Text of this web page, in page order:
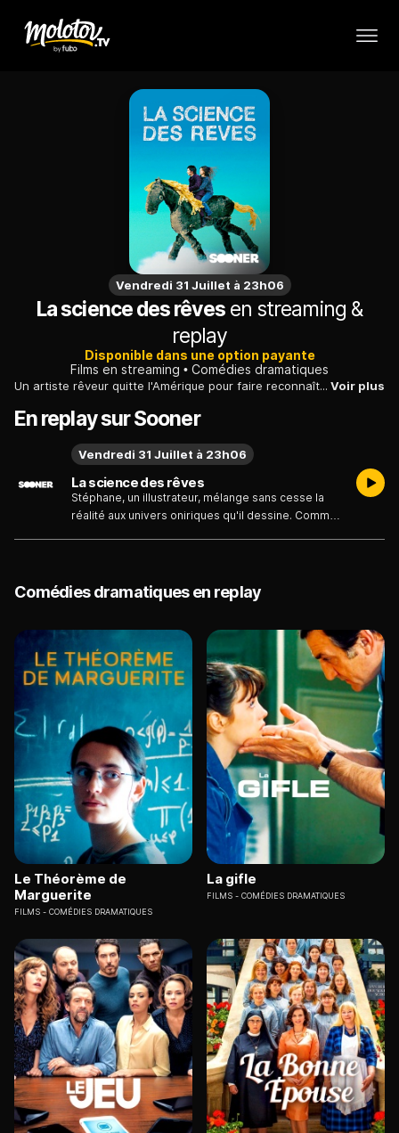
Vendredi 31 Juillet à 23h06
La science des rêvesen streaming &
replay
Disponible dans une option payante
Films en streaming
Comédies dramatiques
Un artiste rêveur quitte l'Amérique pour faire reconnaître son talent à Paris. Retrouvant l'appartement où il a grandi, il tombe amoureux de sa voisine. Voir plus
En replay sur Sooner
La science des rêves
Stéphane, un illustrateur, mélange sans cesse la
réalité aux univers oniriques qu'il dessine. Comme
ont-ils leur place dans la réalité ?...
Vendredi 31 Juillet à 23h06
Comédies dramatiques en replay
Le Théorème de
Marguerite
FILMS COMÉDIES DRAMATIQUES
La gifle
FILMS COMÉDIES DRAMATIQUES